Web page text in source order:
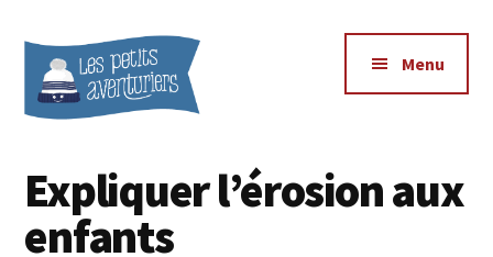
contenu
principal
barre
Additional
menu
Apprendre
en
explorant
Menu
Expliquer l’érosion aux
enfants